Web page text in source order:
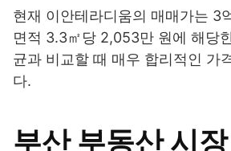
현재 이안테라디움의 매매가는 3
면적 3.3㎡당 2,053만 원에 해당
균과 비교할 때 매우 합리적인 가
다.
부산 부동산 시